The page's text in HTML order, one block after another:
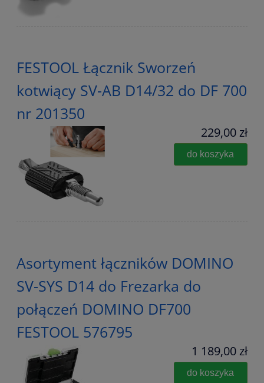
FESTOOL Łącznik Sworzeń
kotwiący SV-AB D14/32 do DF 700
nr 201350
229,00 zł
do koszyka
Asortyment łączników DOMINO
SV-SYS D14 do Frezarka do
połączeń DOMINO DF700
FESTOOL 576795
1 189,00 zł
do koszyka